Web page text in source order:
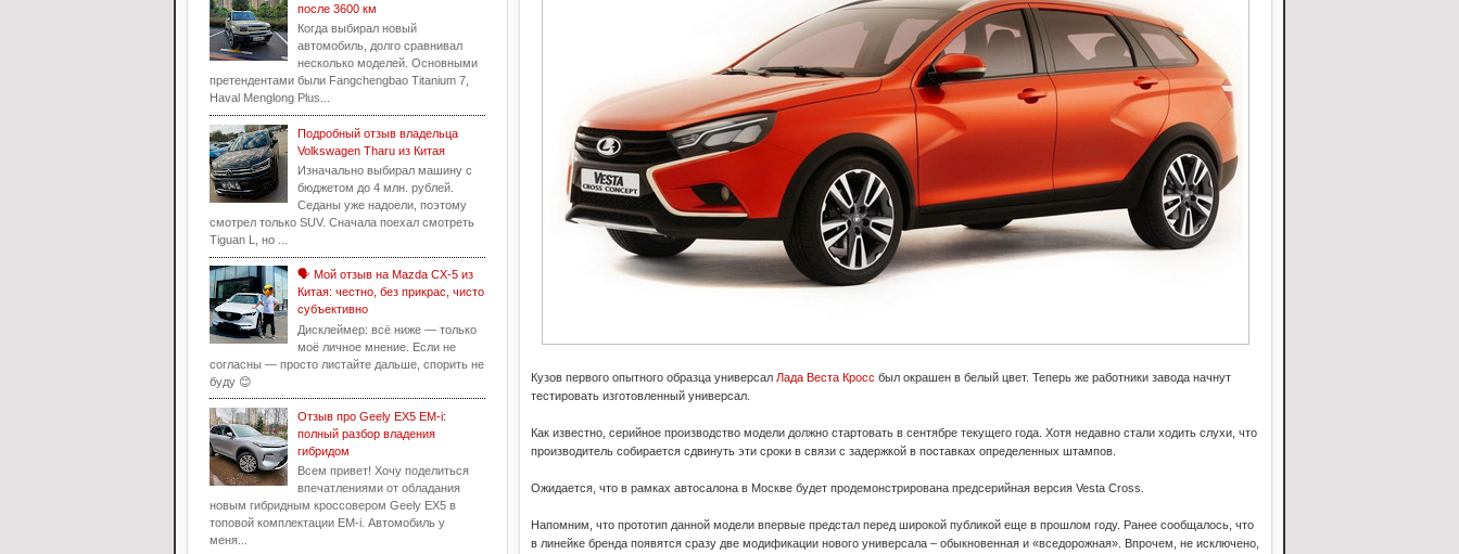
Кузов первого опытного образца универсал Лада Веста Кросс был окрашен в белый цвет. Теперь же работники завода начнут
тестировать изготовленный универсал.
Как известно, серийное производство модели должно стартовать в сентябре текущего года. Хотя недавно стали ходить слухи, что
производитель собирается сдвинуть эти сроки в связи с задержкой в поставках определенных штампов.
Ожидается, что в рамках автосалона в Москве будет продемонстрирована предсерийная версия Vesta Cross.
Напомним, что прототип данной модели впервые предстал перед широкой публикой еще в прошлом году. Ранее сообщалось, что
в линейке бренда появятся сразу две модификации нового универсала – обыкновенная и «вседорожная». Впрочем, не исключено,
после 3600 км
Когда выбирал новый
автомобиль, долго сравнивал
несколько моделей. Основными
претендентами были Fangchengbao Titanium 7,
Haval Menglong Plus...
Подробный отзыв владельца
Volkswagen Tharu из Китая
Изначально выбирал машину с
бюджетом до 4 млн. рублей.
Седаны уже надоели, поэтому
смотрел только SUV. Сначала поехал смотреть
Tiguan L, но ...
🗣️ Мой отзыв на Mazda CX-5 из
Китая: честно, без прикрас, чисто
субъективно
Дисклеймер: всё ниже — только
моё личное мнение. Если не
согласны — просто листайте дальше, спорить не
буду 😊
Отзыв про Geely EX5 EM-i:
полный разбор владения
гибридом
Всем привет! Хочу поделиться
впечатлениями от обладания
новым гибридным кроссовером Geely EX5 в
топовой комплектации EM-i. Автомобиль у
меня...